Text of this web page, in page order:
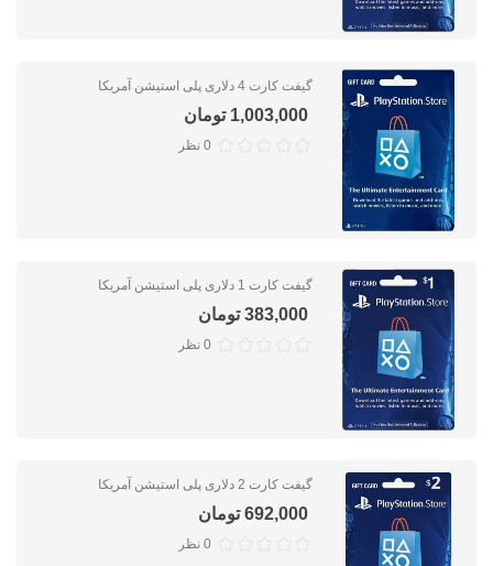
گیفت کارت 4 دلاری پلی استیشن آمریکا
1,003,000 تومان
0 نظر
گیفت کارت 1 دلاری پلی استیشن آمریکا
383,000 تومان
0 نظر
گیفت کارت 2 دلاری پلی استیشن آمریکا
692,000 تومان
0 نظر